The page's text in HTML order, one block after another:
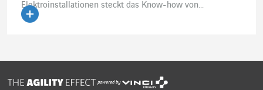
Elektroinstallationen steckt das Know-how von...
powered by